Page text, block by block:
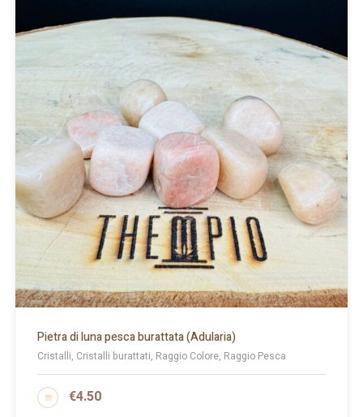
Pietra di luna pesca burattata (Adularia)
Cristalli, Cristalli burattati, Raggio Colore, Raggio Pesca
€4.50
AGGIUNGI AL CARRELLO